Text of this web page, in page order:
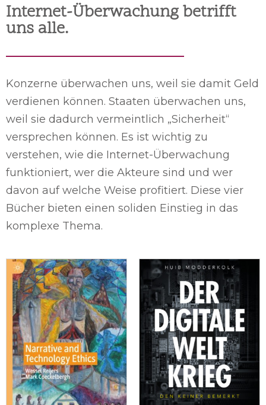
Internet-Überwachung betrifft
uns alle.
Konzerne überwachen uns, weil sie damit Geld
verdienen können. Staaten überwachen uns,
weil sie dadurch vermeintlich „Sicherheit“
versprechen können. Es ist wichtig zu
verstehen, wie die Internet-Überwachung
funktioniert, wer die Akteure sind und wer
davon auf welche Weise profitiert. Diese vier
Bücher bieten einen soliden Einstieg in das
komplexe Thema.